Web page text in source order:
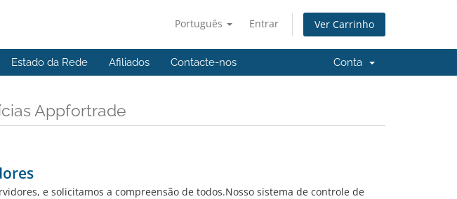
Português Entrar Ver Carrinho
Estado da Rede Afiliados Contacte-nos Conta
Appfortrade
e solicitamos a compreensão de todos.Nosso sistema de controle de